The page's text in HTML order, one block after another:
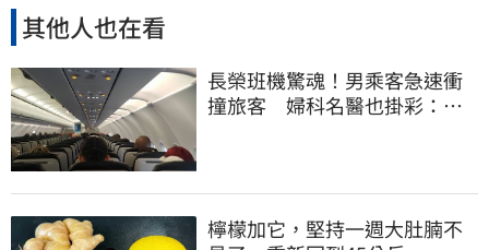
其他人也在看
長榮班機驚魂！男乘客急速衝
撞旅客 婦科名醫也掛彩：全
檸檬加它，堅持一週大肚腩不